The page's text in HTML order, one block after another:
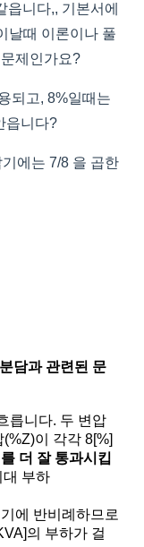
읍니다,, 기본서에
날때 이론이나 풀
제인가요?
되고, 8%일때는
읍니다?
에는 7/8 을 곱한
담과 관련된 문
릅니다. 두 변압
이 각각 8[%]
더 잘 통과시킵
대 부하
에 반비례하므로
의 부하가 걸